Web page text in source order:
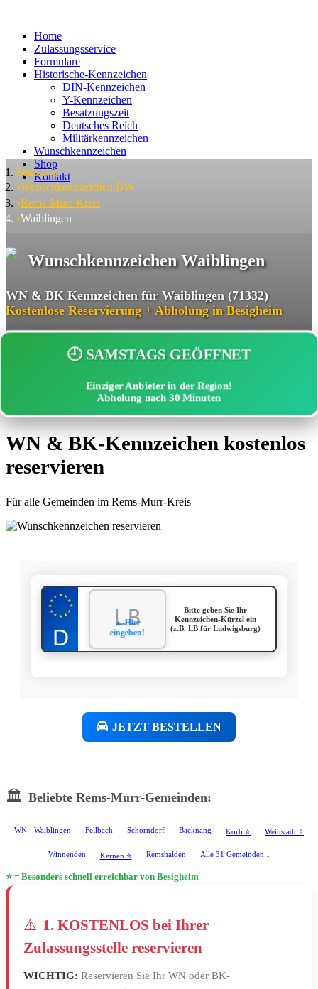
Home
Zulassungsservice
Formulare
Historische-Kennzeichen
DIN-Kennzeichen
Y-Kennzeichen
Besatzungszeit
Deutsches Reich
Militärkennzeichen
Wunschkennzeichen
Shop
Kontakt
Startseite
Wunschkennzeichen BW
Rems-Murr-Kreis
Waiblingen
Wunschkennzeichen Waiblingen
WN & BK Kennzeichen für Waiblingen (71332)
Kostenlose Reservierung + Abholung in Besigheim
🕘 SAMSTAGS GEÖFFNET
Einziger Anbieter in der Region!
Abholung nach 30 Minuten
WN & BK-Kennzeichen kostenlos
reservieren
Für alle Gemeinden im Rems-Murr-Kreis
★ ★
★
★
★
★
★
★
★
★
★
★
▲ Hier
eingeben!
Bitte geben Sie Ihr
Kennzeichen-Kürzel ein
(z.B. LB für Ludwigsburg)
JETZT BESTELLEN
🏛️ Beliebte Rems-Murr-Gemeinden:
WN - Waiblingen Fellbach Schorndorf Backnang Korb ⭐ Weinstadt ⭐
Winnenden Kernen ⭐ Remshalden Alle 31 Gemeinden ↓
⭐ = Besonders schnell erreichbar von Besigheim
⚠️ 1. KOSTENLOS bei Ihrer
Zulassungsstelle reservieren
WICHTIG: Reservieren Sie Ihr WN oder BK-